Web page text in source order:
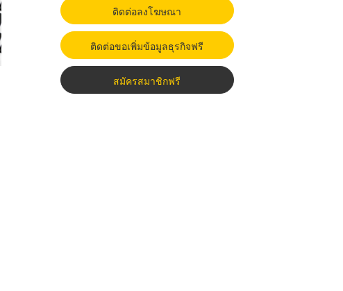
ติดต่อลงโฆษณา
ติดต่อขอเพิ่มข้อมูลธุรกิจฟรี
สมัครสมาชิกฟรี